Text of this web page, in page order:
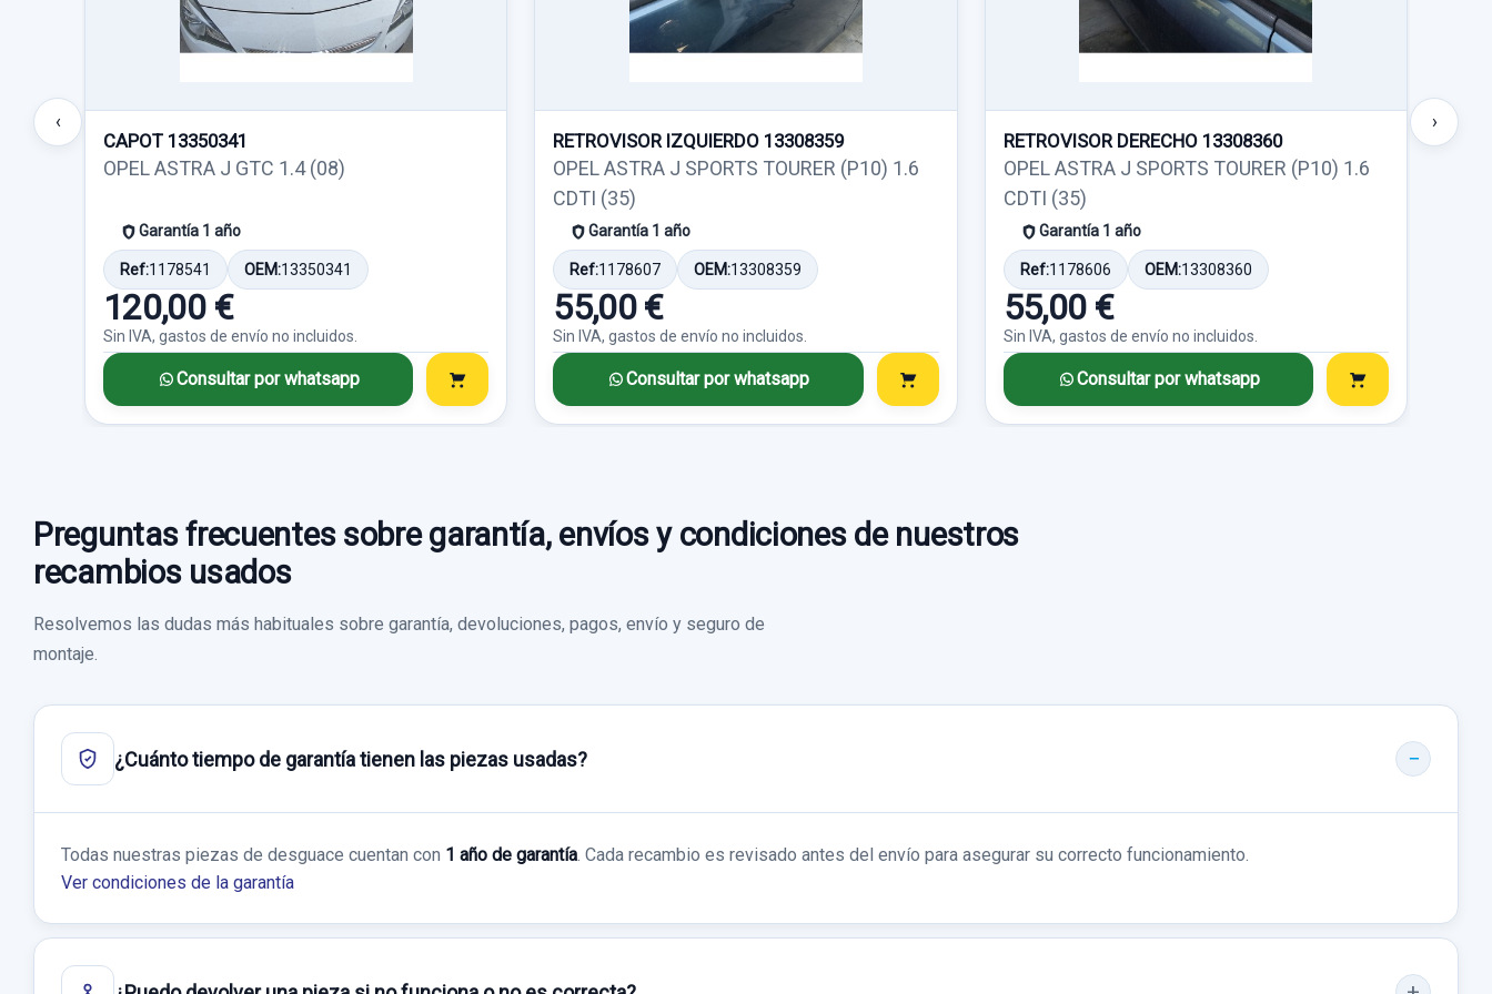
‹
CAPOT 13350341
OPEL ASTRA J GTC 1.4 (08)
Garantía 1 año
Ref:1178541 OEM:13350341
120,00 €
Sin IVA, gastos de envío no incluidos.
Consultar por whatsapp
RETROVISOR IZQUIERDO 13308359
OPEL ASTRA J SPORTS TOURER (P10) 1.6
CDTI (35)
Garantía 1 año
Ref:1178607 OEM:13308359
55,00 €
Sin IVA, gastos de envío no incluidos.
Consultar por whatsapp
RETROVISOR DERECHO 13308360
OPEL ASTRA J SPORTS TOURER (P10) 1.6
CDTI (35)
Garantía 1 año
Ref:1178606 OEM:13308360
55,00 €
Sin IVA, gastos de envío no incluidos.
Consultar por whatsapp
›
Preguntas frecuentes sobre garantía, envíos y condiciones de nuestros
recambios usados
Resolvemos las dudas más habituales sobre garantía, devoluciones, pagos, envío y seguro de
montaje.
¿Cuánto tiempo de garantía tienen las piezas usadas?
Todas nuestras piezas de desguace cuentan con 1 año de garantía. Cada recambio es revisado antes del envío para asegurar su correcto funcionamiento.
Ver condiciones de la garantía